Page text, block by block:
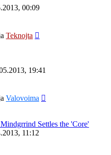
00:09
Teknojta
19:41
Valovoima
Settles the 'Core'
11:12